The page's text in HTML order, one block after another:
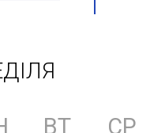
ВТ СР